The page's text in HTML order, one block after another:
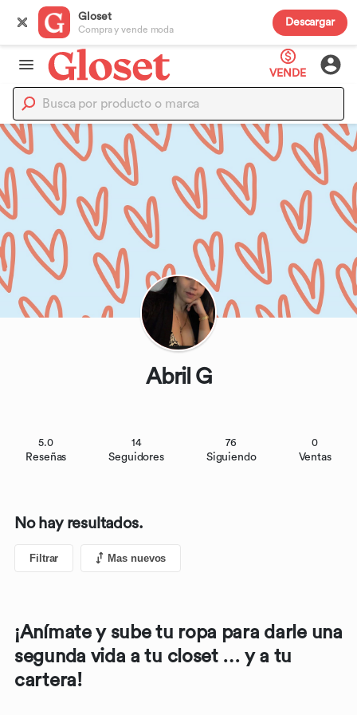
Gloset
Compra y vende moda
Descargar
VENDE
Abril G
5.0
Reseñas
14
Seguidores
76
Siguiendo
0
Ventas
No hay resultados.
Filtrar Mas nuevos
¡Anímate y sube tu ropa para darle una
segunda vida a tu closet … y a tu
cartera!